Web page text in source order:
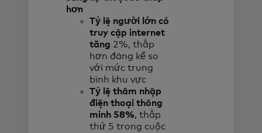
hơn
Tỷ lệ người lớn có
truy cập internet
tăng 2%, thấp
hơn đáng kể so
với mức trung
bình khu vực
Tỷ lệ thâm nhập
điện thoại thông
minh 58%, thấp
thứ 5 trong cuộc